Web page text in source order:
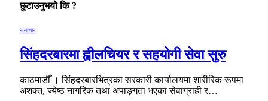
छुटाउनुभयो कि ?
समाचार
सिंहदरबारमा ह्वीलचियर र सहयोगी सेवा सुरु
काठमाडौँ । सिंहदरबारभित्रका सरकारी कार्यालयमा शारीरिक रूपमा
अशक्त, ज्येष्ठ नागरिक तथा अपाङ्गता भएका सेवाग्राही र…